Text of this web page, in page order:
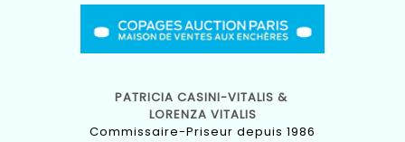
PATRICIA CASINI-VITALIS &
LORENZA VITALIS
Commissaire-Priseur depuis 1986